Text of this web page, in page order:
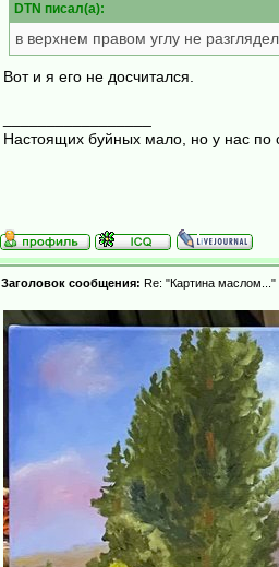
DTN писал(а):
в верхнем правом углу не
Вот и я его не досчитался.
Настоящих буйных мало, но у нас по
Заголовок сообщения: Re: "Картина маслом..."